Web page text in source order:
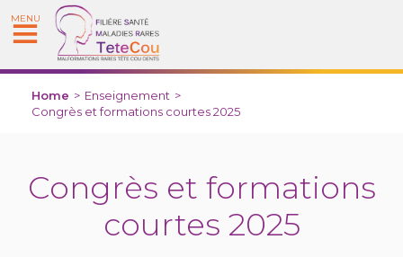
MENU
Home > Enseignement >
Congrès et formations courtes 2025
Congrès et formations
courtes 2025